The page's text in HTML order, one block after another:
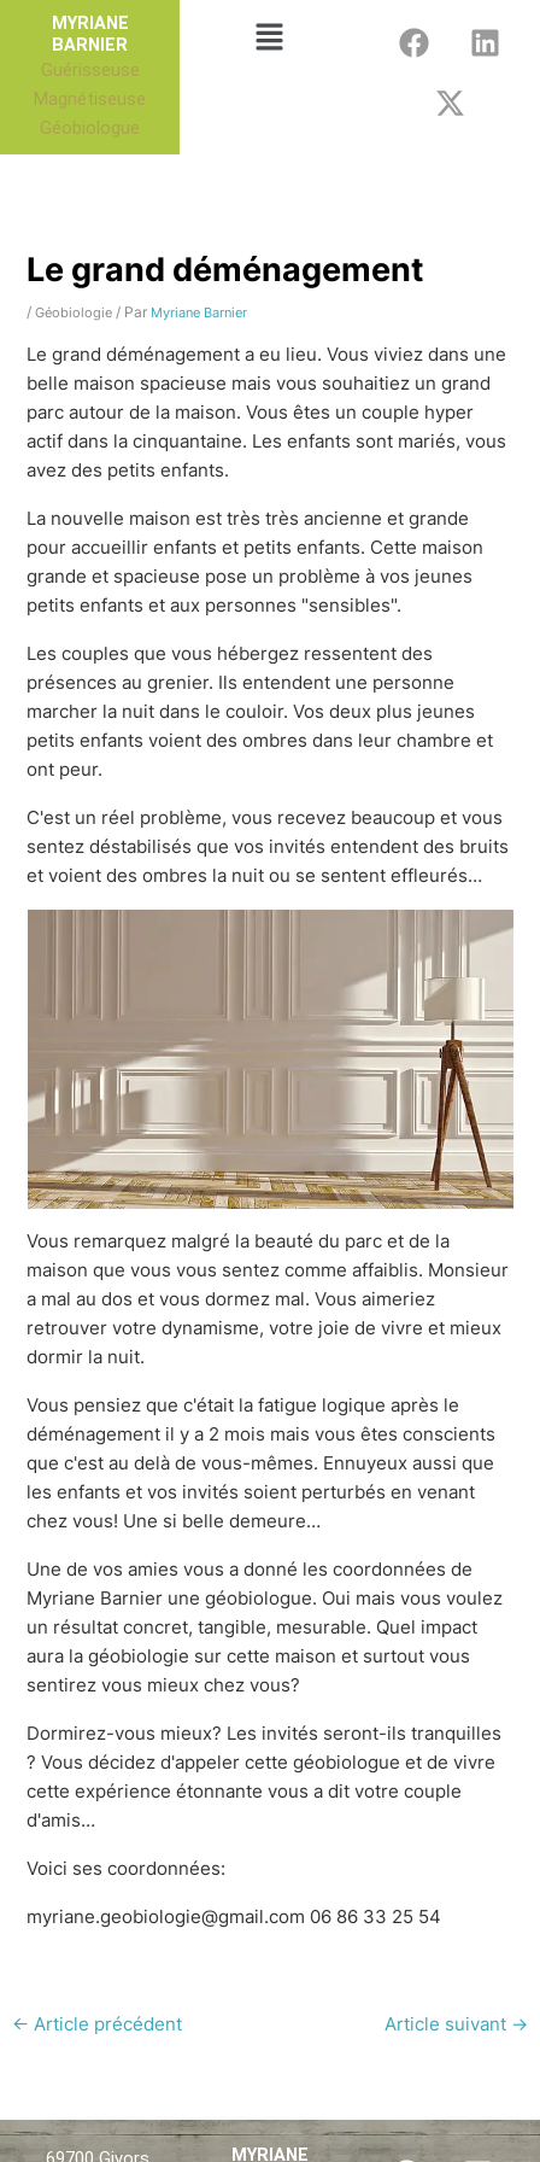
contenu
MYRIANE
BARNIER
Guérisseuse
Magnétiseuse
Géobiologue
Menu
F
a
L
i
t
w
Le grand déménagement
/Géobiologie / Par Myriane Barnier
Le grand déménagement a eu lieu. Vous viviez dans une
belle maison spacieuse mais vous souhaitiez un grand
parc autour de la maison. Vous êtes un couple hyper
actif dans la cinquantaine. Les enfants sont mariés, vous
avez des petits enfants.
La nouvelle maison est très très ancienne et grande
pour accueillir enfants et petits enfants. Cette maison
grande et spacieuse pose un problème à vos jeunes
petits enfants et aux personnes "sensibles".
Les couples que vous hébergez ressentent des
présences au grenier. Ils entendent une personne
marcher la nuit dans le couloir. Vos deux plus jeunes
petits enfants voient des ombres dans leur chambre et
ont peur.
C'est un réel problème, vous recevez beaucoup et vous
sentez déstabilisés que vos invités entendent des bruits
et voient des ombres la nuit ou se sentent effleurés…
Vous remarquez malgré la beauté du parc et de la
maison que vous vous sentez comme affaiblis. Monsieur
a mal au dos et vous dormez mal. Vous aimeriez
retrouver votre dynamisme, votre joie de vivre et mieux
dormir la nuit.
Vous pensiez que c'était la fatigue logique après le
déménagement il y a 2 mois mais vous êtes conscients
que c'est au delà de vous-mêmes. Ennuyeux aussi que
les enfants et vos invités soient perturbés en venant
chez vous! Une si belle demeure…
Une de vos amies vous a donné les coordonnées de
Myriane Barnier une géobiologue. Oui mais vous voulez
un résultat concret, tangible, mesurable. Quel impact
aura la géobiologie sur cette maison et surtout vous
sentirez vous mieux chez vous?
Dormirez-vous mieux? Les invités seront-ils tranquilles
? Vous décidez d'appeler cette géobiologue et de vivre
cette expérience étonnante vous a dit votre couple
d'amis…
Voici ses coordonnées:
myriane.geobiologie@gmail.com 06 86 33 25 54
← Article précédent Article suivant →
MYRIANE